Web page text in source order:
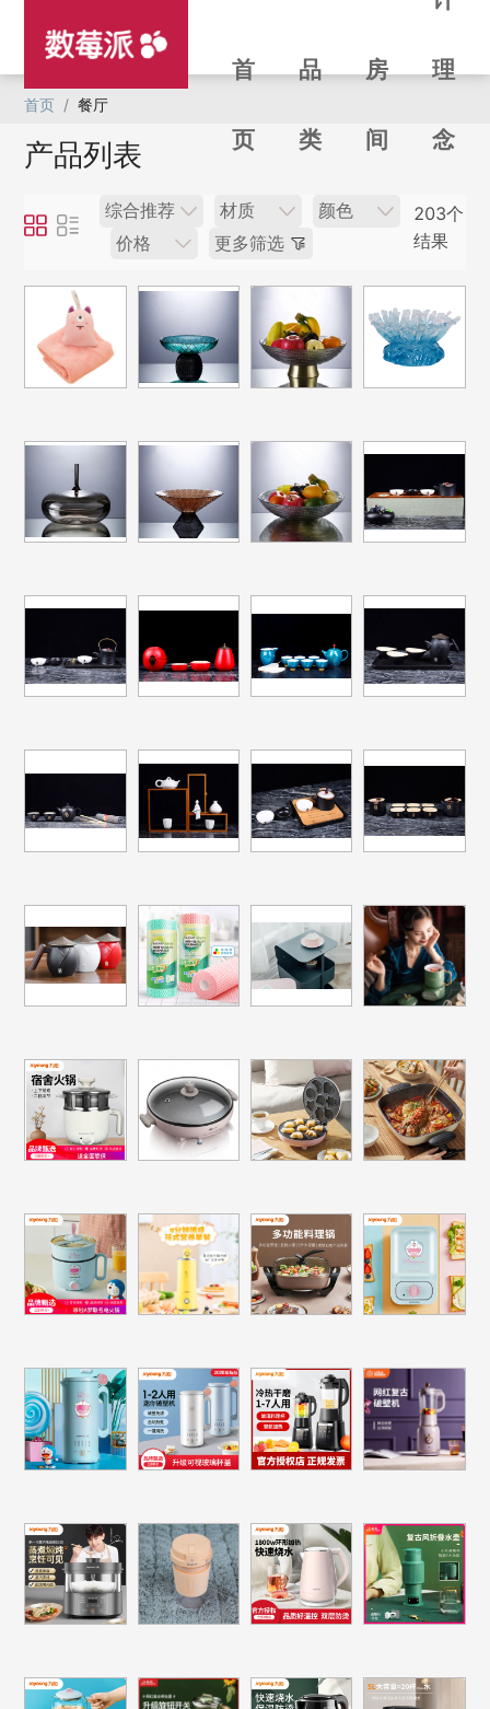
首
页
品
类
房
间
理
念
首页 / 餐厅
产品列表
综合推荐 材质
颜色
价格
更多筛选
203个
结果